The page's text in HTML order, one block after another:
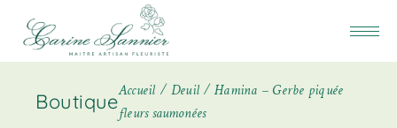
BoutiqueAccueil Deuil
Hamina – Gerbe piquée
fleurs saumonées